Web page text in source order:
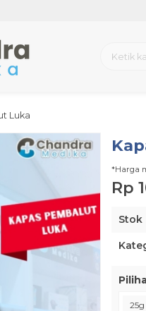
Luka
*Harga
Rp
Stok
25g